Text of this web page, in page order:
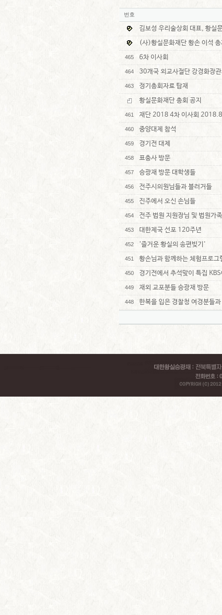
번호
김보성 우리술상회 대표, 황실
(사)황실문화재단 황손 이석
465 6차 이사회
464 30개국 외교사절단 강경화장
463
정기총회자료 탑재
황실문화재단 총회 공지
461 재단 2018 4차 이사회
460 중양대제 참석
459 경기전 대제
458 표충사 방문
457 승광재 방문 대학생들
456 전주시의원님들과 블러거들
455 진주에서 오신 손님들
454 전주 법원 지원장님 및 법원가
453 대한제국 선포 120주년
452 '즐거운 황실의 송편빚기'
451 황손님과 함께하는 체험프로그
450 경기전에서 추석맞이 특집
449 재외 교포분들 승광재 방문
448 한복을 입은 경찰청 여경분들